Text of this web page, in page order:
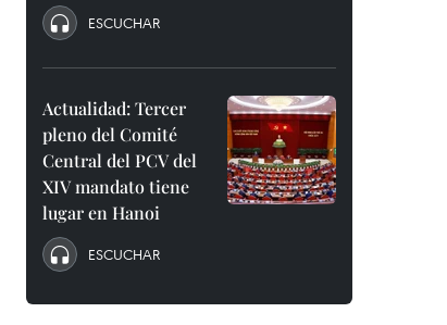
ESCUCHAR
Actualidad: Tercer
pleno del Comité
Central del PCV del
XIV mandato tiene
lugar en Hanoi
ESCUCHAR